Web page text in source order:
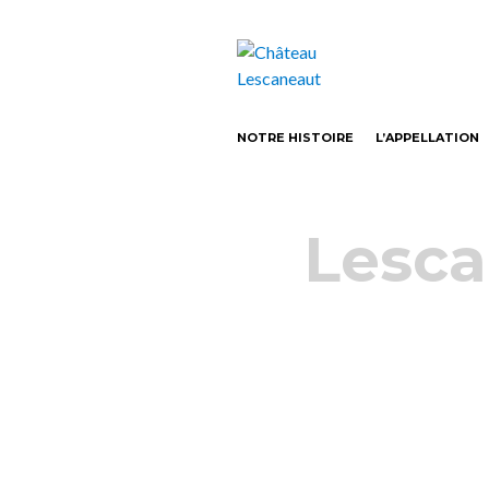
Château
NOTRE HISTOIRE L’APPELLATION